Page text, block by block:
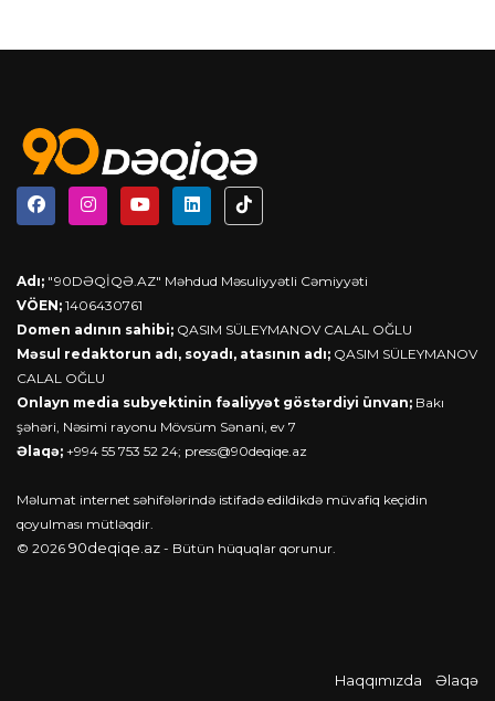
Adı; "90DƏQİQƏ.AZ" Məhdud Məsuliyyətli Cəmiyyəti
VÖEN; 1406430761
Domen adının sahibi; QASIM SÜLEYMANOV CALAL OĞLU
Məsul redaktorun adı, soyadı, atasının adı; QASIM SÜLEYMANOV
CALAL OĞLU
Onlayn media subyektinin fəaliyyət göstərdiyi ünvan; Bakı
şəhəri, Nəsimi rayonu Mövsüm Sənani, ev 7
Əlaqə; +994 55 753 52 24; press@90deqiqe.az
Məlumat internet səhifələrində istifadə edildikdə müvafiq keçidin
qoyulması mütləqdir.
© 2026 90deqiqe.az - Bütün hüquqlar qorunur.
Haqqımızda Əlaqə